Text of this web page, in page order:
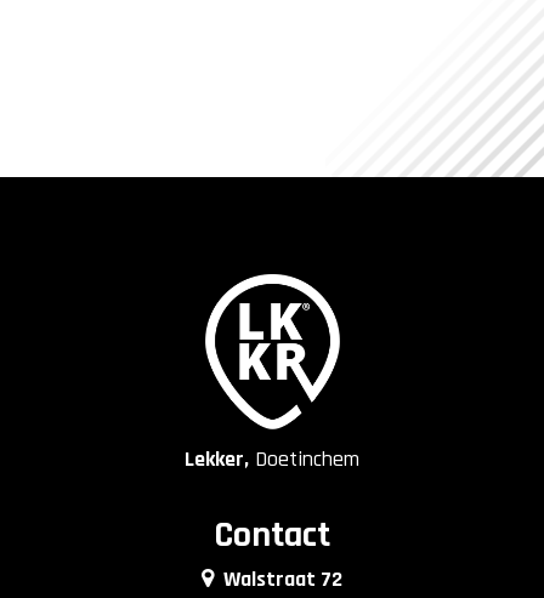
Lekker, Doetinchem
Contact
Walstraat 72